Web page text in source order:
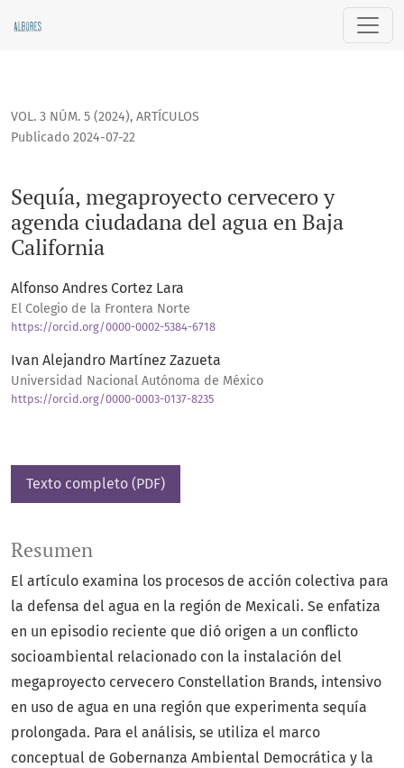
Sequía, megaproyecto cervecero y agenda ciudadana del
VOL. 3 NÚM. 5 (2024), ARTÍCULOS
Sequía, megaproyecto cervecero y
agenda ciudadana del agua en Baja
California
Publicado 2024-07-22
Alfonso Andres Cortez Lara
El Colegio de la Frontera Norte
https://orcid.org/0000-0002-5384-6718
Ivan Alejandro Martínez Zazueta
Universidad Nacional Autónoma de México
https://orcid.org/0000-0003-0137-8235
Texto completo (PDF)
Resumen
El artículo examina los procesos de acción colectiva para
la defensa del agua en la región de Mexicali. Se enfatiza
en un episodio reciente que dió origen a un conflicto
socioambiental relacionado con la instalación del
megaproyecto cervecero Constellation Brands, intensivo
en uso de agua en una región que experimenta sequía
prolongada. Para el análisis, se utiliza el marco
conceptual de Gobernanza Ambiental Democrática y la